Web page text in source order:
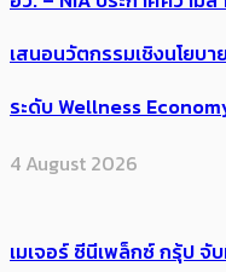
เสนอนวัตกรรมเชิงนโยบ
ระดับ Wellness
4 August 2026
เมเจอร์ ซีนีเพล็กซ์ กรุ้ป จั